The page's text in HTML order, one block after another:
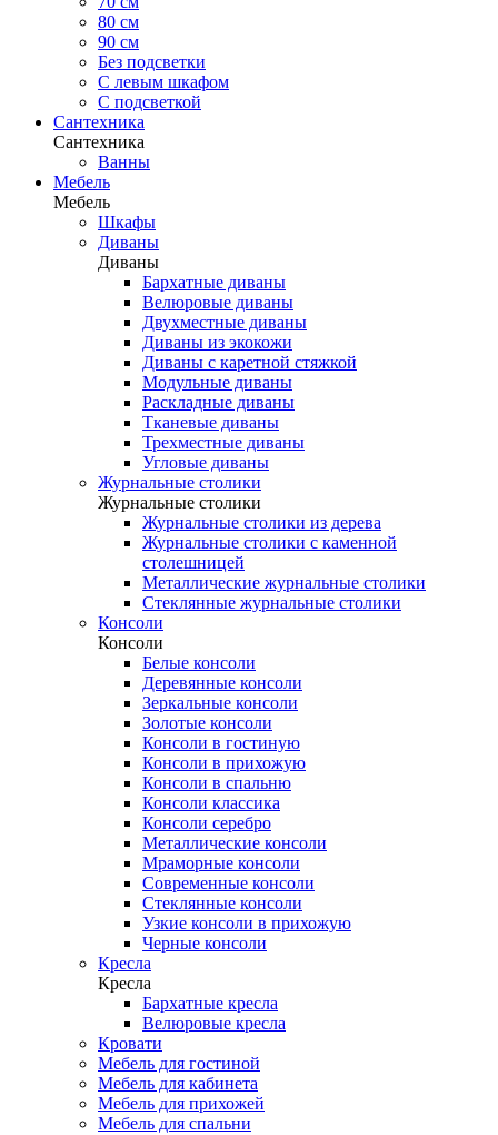
80 см
90 см
Без подсветки
С левым шкафом
С подсветкой
Сантехника
Сантехника
Ванны
Мебель
Мебель
Шкафы
Диваны
Диваны
Бархатные диваны
Велюровые диваны
Двухместные диваны
Диваны из экокожи
Диваны с каретной стяжкой
Модульные диваны
Раскладные диваны
Тканевые диваны
Трехместные диваны
Угловые диваны
Журнальные столики
Журнальные столики
Журнальные столики из дерева
Журнальные столики с каменной
столешницей
Металлические журнальные столики
Стеклянные журнальные столики
Консоли
Консоли
Белые консоли
Деревянные консоли
Зеркальные консоли
Золотые консоли
Консоли в гостиную
Консоли в прихожую
Консоли в спальню
Консоли классика
Консоли серебро
Металлические консоли
Мраморные консоли
Современные консоли
Стеклянные консоли
Узкие консоли в прихожую
Черные консоли
Кресла
Кресла
Бархатные кресла
Велюровые кресла
Кровати
Мебель для гостиной
Мебель для кабинета
Мебель для прихожей
Мебель для спальни